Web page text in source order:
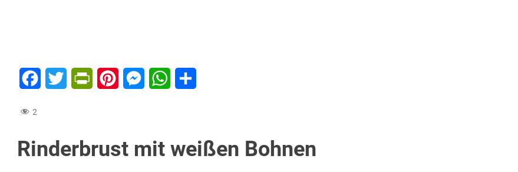
FacebookTwitter PrintFriendly
PinterestMessengerWhatsApp
2
Rinderbrust mit weißen Bohnen